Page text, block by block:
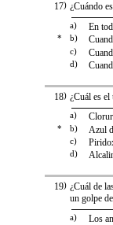
)
17 ¿Cuándo
a) En
* b)
c)
d)
)
18 ¿Cuál es
a)
* b) Azul
c)
d)
)
19 ¿Cuál de
un golpe
a) Los